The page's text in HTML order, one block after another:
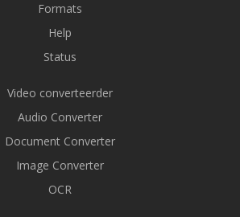
Formats
Help
Status
Video converteerder
Audio Converter
Document Converter
Image Converter
OCR